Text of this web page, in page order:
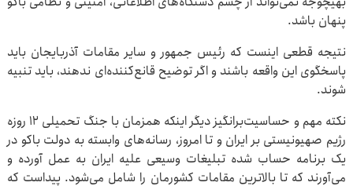
پنهان باشد.
نتیجه قطعی اینست که رئیس‌ جمهور و سایر مقامات آذربایجان باید
پاسخگوی این واقعه باشند و اگر توضیح قانع‌کننده‌ای ندهند، باید تنبیه
شوند.
نکته مهم و حساسیت‌برانگیز دیگر اینکه همزمان با جنگ تحمیلی ۱۲ روزه
رژیم صهیونیستی بر ایران و تا امروز، رسانه‌های وابسته به دولت باکو در
یک برنامه حساب ‌شده تبلیغات وسیعی علیه ایران به عمل آورده و
می‌آورند که تا بالاترین مقامات کشورمان را شامل می‌شود. پیداست که